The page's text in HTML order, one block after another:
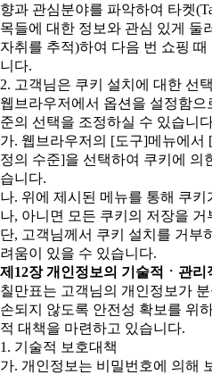
향과 관심분야를 파악하여 타켓
목들에 대한 정보와 관심 있게 둘
자취를 추적)하여 다음 번 쇼핑
니다.
2. 고객님은 쿠키 설치에 대한 선
웹브라우저에서 옵션을 설정함
준의 선택을 조정하실 수 있습니
가. 웹브라우저의 [도구]메뉴에
정의 수준]을 선택하여 쿠키에 의
습니다.
나. 위에 제시된 메뉴를 통해 쿠
나, 아니면 모든 쿠키의 저장을 거
단, 고객님께서 쿠키 설치를 거부
려움이 있을 수 있습니다.
제12장 개인정보의 기술적ㆍ관리
칠만표는 고객님의 개인정보가 분
손되지 않도록 안전성 확보를 위
적 대책을 마련하고 있습니다.
1. 기술적 보호대책
가. 개인정보는 비밀번호에 의해